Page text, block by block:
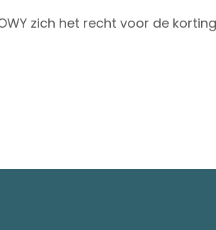
zich het recht voor de